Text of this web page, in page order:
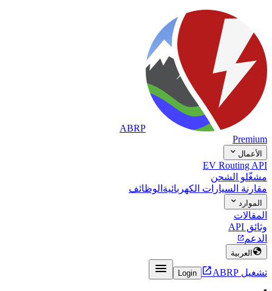
ABRP
Premium
الأعمال 
EV Routing API
مشغّلو الشحن
مقارنة السيارات الكهربائية الوظائف
الموارد 
المقالات
وثائق API
الدعم 
 العربية
تشغيل ABRP 
Login
